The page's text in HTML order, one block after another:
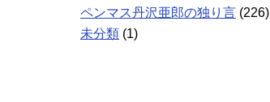
ペンマス丹沢亜郎の独り言 (226)
未分類 (1)